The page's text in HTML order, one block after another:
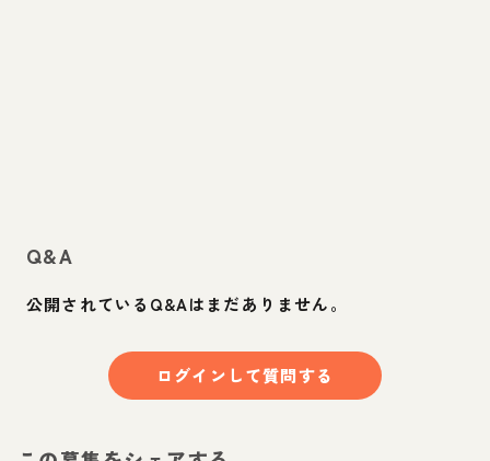
Q&A
公開されているQ&Aはまだありません。
ログインして質問する